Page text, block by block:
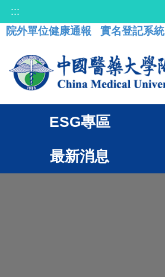
:::
院外單位健康通報
實名登記系統
ESG專區
最新消息